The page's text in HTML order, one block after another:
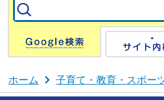
Google検
ホーム 子育て・教育・スポー